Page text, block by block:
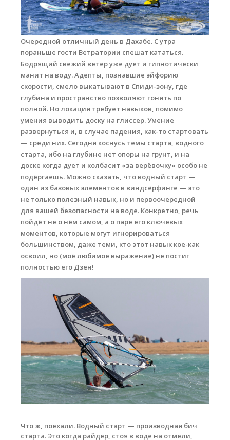
Фотки
Видео
Места катания
Наши Станции
Ветратория.Вьетнам
Ветратория Россия
Ветратория.Египет
Цены
Обучение виндсерфингу
Прокат оборудования
Прокат Винг Фоил
Продажа оборудования
Обучение кайтсерфингу
Контакты
Очередной отличный день в Дахабе. С утра
пораньше гости Ветратории спешат кататься.
Бодрящий свежий ветер уже дует и гипнотически
манит на воду. Адепты, познавшие эйфорию
скорости, смело выкатывают в Спиди-зону, где
глубина и пространство позволяют гонять по
полной. Но локация требует навыков, помимо
умения выводить доску на глиссер. Умение
развернуться и, в случае падения, как-то стартовать
— среди них. Сегодня коснусь темы старта, водного
старта, ибо на глубине нет опоры на грунт, и на
доске когда дует и колбасит «за верёвочку» особо не
подёргаешь. Можно сказать, что водный старт —
один из базовых элементов в виндсёрфинге — это
не только полезный навык, но и первоочередной
для вашей безопасности на воде. Конкретно, речь
пойдёт не о нём самом, а о паре его ключевых
моментов, которые могут игнорироваться
большинством, даже теми, кто этот навык кое-как
освоил, но (моё любимое выражение) не постиг
полностью его Дзен!
Что ж, поехали. Водный старт — производная бич
старта. Это когда райдер, стоя в воде на отмели,